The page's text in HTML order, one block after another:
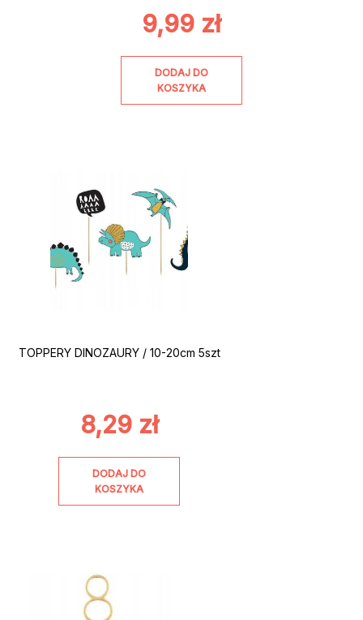
9,99 zł
DODAJ DO
KOSZYKA
TOPPERY DINOZAURY / 10-20cm 5szt
8,29 zł
DODAJ DO
KOSZYKA